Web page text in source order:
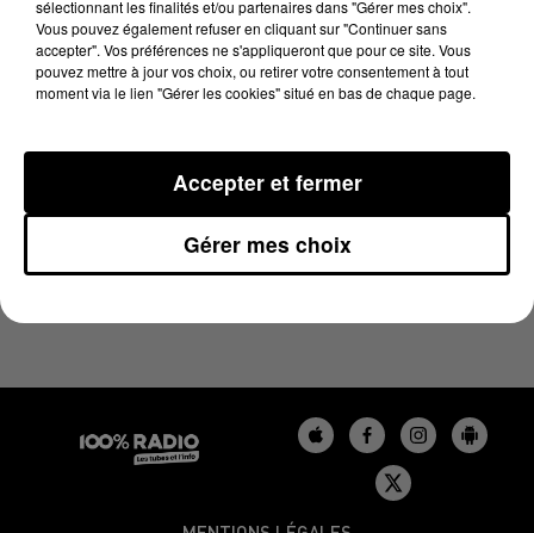
16 août 2025 - 1 min 14 sec
L'AGENDA DU LOT DU 16/08/2025 À 08H39
sélectionnant les finalités et/ou partenaires dans "Gérer mes choix".
Vous pouvez également refuser en cliquant sur "Continuer sans
accepter". Vos préférences ne s'appliqueront que pour ce site. Vous
pouvez mettre à jour vos choix, ou retirer votre consentement à tout
moment via le lien "Gérer les cookies" situé en bas de chaque page.
Gérer mes choix
Accepter et fermer